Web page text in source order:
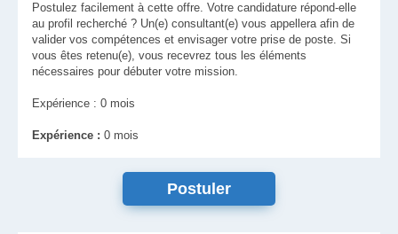
Postulez facilement à cette offre. Votre candidature répond-elle
au profil recherché ? Un(e) consultant(e) vous appellera afin de
valider vos compétences et envisager votre prise de poste. Si
vous êtes retenu(e), vous recevrez tous les éléments
nécessaires pour débuter votre mission.
Expérience : 0 mois
Expérience : 0 mois